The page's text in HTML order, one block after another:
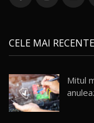
/
15
CELE MAI
Mitul